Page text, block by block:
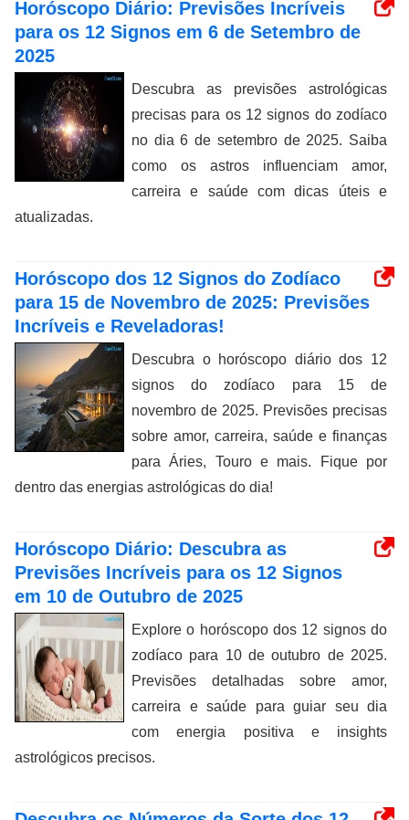
Horóscopo Diário: Previsões Incríveis
para os 12 Signos em 6 de Setembro de
2025
Descubra as previsões astrológicas
precisas para os 12 signos do zodíaco
no dia 6 de setembro de 2025. Saiba
como os astros influenciam amor,
carreira e saúde com dicas úteis e
atualizadas.
Horóscopo dos 12 Signos do Zodíaco
para 15 de Novembro de 2025: Previsões
Incríveis e Reveladoras!
Descubra o horóscopo diário dos 12
signos do zodíaco para 15 de
novembro de 2025. Previsões precisas
sobre amor, carreira, saúde e finanças
para Áries, Touro e mais. Fique por
dentro das energias astrológicas do dia!
Horóscopo Diário: Descubra as
Previsões Incríveis para os 12 Signos
em 10 de Outubro de 2025
Explore o horóscopo dos 12 signos do
zodíaco para 10 de outubro de 2025.
Previsões detalhadas sobre amor,
carreira e saúde para guiar seu dia
com energia positiva e insights
astrológicos precisos.